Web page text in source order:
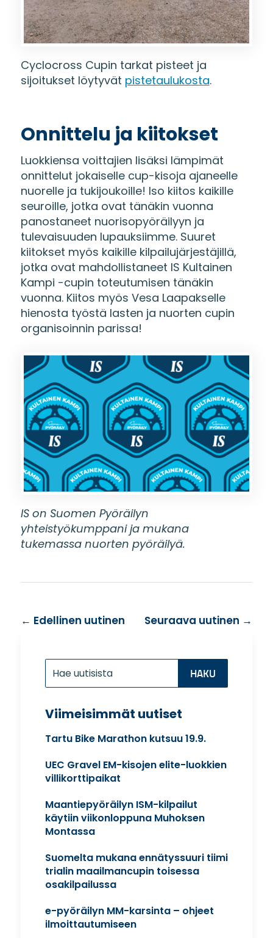
Cyclocross Cupin tarkat pisteet ja
sijoitukset löytyvät pistetaulukosta.
Onnittelu ja kiitokset
Luokkiensa voittajien lisäksi lämpimät
onnittelut jokaiselle cup-kisoja ajaneelle
nuorelle ja tukijoukoille! Iso kiitos kaikille
seuroille, jotka ovat tänäkin vuonna
panostaneet nuorisopyöräilyyn ja
tulevaisuuden lupauksiimme. Suuret
kiitokset myös kaikille kilpailujärjestäjillä,
jotka ovat mahdollistaneet IS Kultainen
Kampi -cupin toteutumisen tänäkin
vuonna. Kiitos myös Vesa Laapakselle
hienosta työstä lasten ja nuorten cupin
organisoinnin parissa!
IS on Suomen Pyöräilyn
yhteistyökumppani ja mukana
tukemassa nuorten pyöräilyä.
← Edellinen uutinen Seuraava uutinen →
Etsi:
for...
Viimeisimmät uutiset
Tartu Bike Marathon kutsuu 19.9.
UEC Gravel EM-kisojen elite-luokkien
villikorttipaikat
Maantiepyöräilyn ISM-kilpailut
käytiin viikonloppuna Muhoksen
Montassa
Suomelta mukana ennätyssuuri tiimi
trialin maailmancupin toisessa
osakilpailussa
e-pyöräilyn MM-karsinta – ohjeet
ilmoittautumiseen